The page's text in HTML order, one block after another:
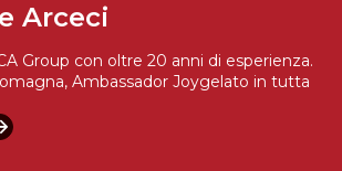
Arceci
Group con oltre 20 anni di esperienza.
Ambassador Joygelato in tutta